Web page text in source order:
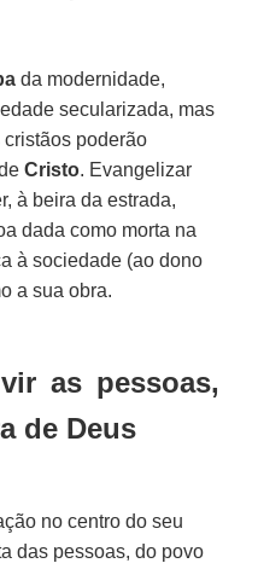
da modernidade,
secularizada, mas
poderão
Cristo. Evangelizar
à beira da estrada,
dada como morta na
à sociedade (ao dono
a sua obra.
as pessoas,
de Deus
no centro do seu
das pessoas, do povo